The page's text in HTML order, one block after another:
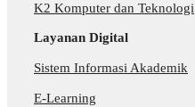
K2 Komputer dan Teknologi
Layanan Digital
Sistem Informasi Akademik
E-Learning